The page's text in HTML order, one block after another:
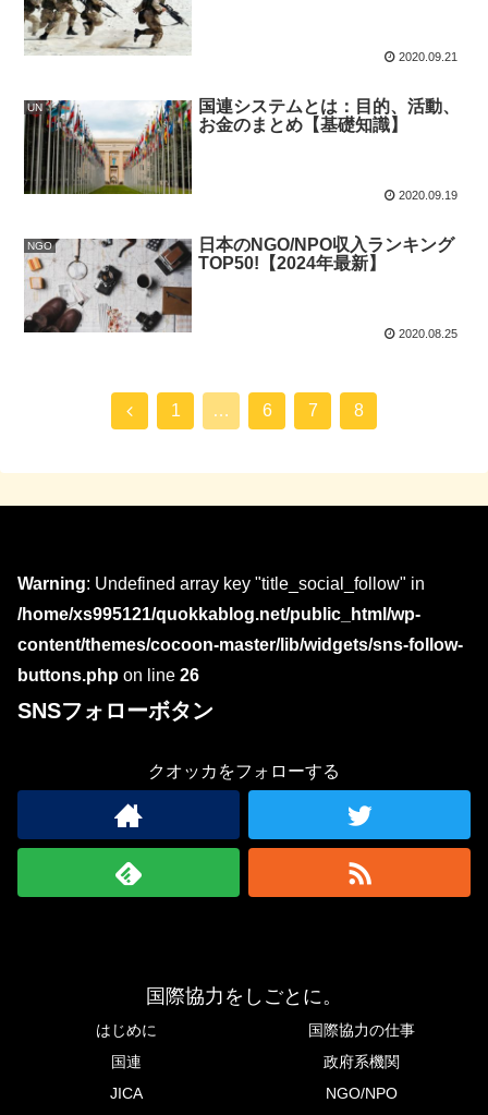
2020.09.21
UN
国連システムとは：目的、活動、
お金のまとめ【基礎知識】
2020.09.19
NGO
日本のNGO/NPO収入ランキング
TOP50!【2024年最新】
2020.08.25
1 … 6 7 8
Warning: Undefined array key "title_social_follow" in
/home/xs995121/quokkablog.net/public_html/wp-
content/themes/cocoon-master/lib/widgets/sns-follow-
buttons.php on line 26
SNSフォローボタン
クオッカをフォローする
国際協力をしごとに。
はじめに
国際協力の仕事
国連
政府系機関
JICA
NGO/NPO